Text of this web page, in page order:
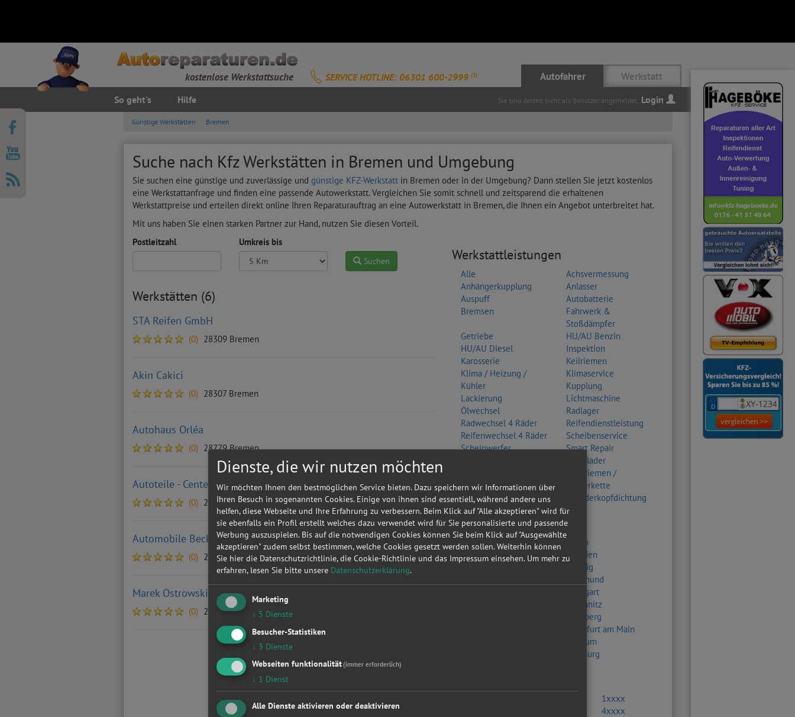
kostenlose Werkstattsuche SERVICE HOTLINE: 06301 600-2999 (1) Autofahrer Werkstatt
So geht's Hilfe Sie sind derzeit nicht als Benutzer angemeldet. Login
Günstige Werkstätten Bremen
Suche nach Kfz Werkstätten in Bremen und Umgebung
Sie suchen eine günstige und zuverlässige und günstige KFZ-Werkstattin Bremen oder in der Umgebung? Dann stellen Sie jetzt kostenlos
eine Werkstattanfrage und finden eine passende Autowerkstatt. Vergleichen Sie somit schnell und zeitsparend die erhaltenen
Werkstattpreise und erteilen direkt online Ihren Reparaturauftrag an eine Autowerkstatt in Bremen, die Ihnen ein Angebot unterbreitet hat.
Mit uns haben Sie einen starken Partner zur Hand, nutzen Sie diesen Vorteil.
Postleitzahl
Umkreis bis
Suchen
Werkstätten (6)
STA Reifen GmbH
(0) 28309 Bremen
Akin Cakici
(0) 28307 Bremen
Autohaus Orléa
(0) 28779 Bremen
Autoteile - Center Gehlsen GmbH
(0) 28309 Bremen
Automobile Beckmann GbR
(0) 28277 Bremen
Marek Ostrowski
(0) 28217 Bremen
Werkstattleistungen
Alle
Achsvermessung
Anhängerkupplung
Anlasser
Auspuff
Autobatterie
Bremsen
Fahrwerk &
Stoßdämpfer
Getriebe
HU/AU Benzin
HU/AU Diesel
Inspektion
Karosserie
Keilriemen
Klima / Heizung /
Kühler
Klimaservice
Kupplung
Lackierung
Lichtmaschine
Ölwechsel
Radlager
Radwechsel 4 Räder
Reifendienstleistung
Reifenwechsel 4 Räder
Scheibenservice
Scheinwerfer
Smart Repair
Turbolader
Zahnriemen /
Steuerkette
Zylinderkopf
Zylinderkopfdichtung
Orte
Berlin
Hamburg
Dresden
Leipzig
Dortmund
Stuttgart
Chemnitz
Nürnberg
Frankfurt am Main
Bochum
Duisburg
1xxxx
4xxxx
Dienste, die wir nutzen möchten
Wir möchten Ihnen den bestmöglichen Service bieten. Dazu speichern wir Informationen über
Ihren Besuch in sogenannten Cookies. Einige von ihnen sind essentiell, während andere uns
helfen, diese Webseite und Ihre Erfahrung zu verbessern. Beim Klick auf "Alle akzeptieren" wird für
sie ebenfalls ein Profil erstellt welches dazu verwendet wird für Sie personalisierte und passende
Werbung auszuspielen. Bis auf die notwendigen Cookies können Sie beim Klick auf "Ausgewählte
akzeptieren" zudem selbst bestimmen, welche Cookies gesetzt werden sollen. Weiterhin können
Sie hier die Datenschutzrichtlinie, die Cookie-Richtlinie und das Impressum einsehen. Um mehr zu
erfahren, lesen Sie bitte unsere Datenschutzerklärung.
Marketing
↓ 5 Dienste
Besucher-Statistiken
↓ 3 Dienste
Webseiten funktionalität(immer erforderlich)
↓ 1 Dienst
Alle Dienste aktivieren oder deaktivieren